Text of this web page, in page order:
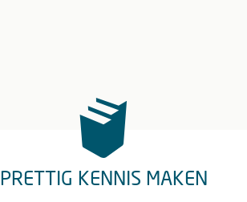
PRETTIG KENNIS MAKEN